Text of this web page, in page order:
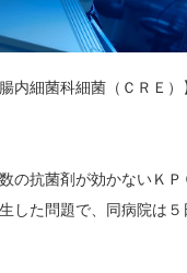
腸内細菌科細菌（ＣＲＥ
の抗菌剤が効かないＫ
した問題で、同病院は